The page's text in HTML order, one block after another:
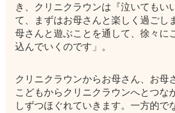
き、クリニクラウンは『泣いてもい
て、まずはお母さんと楽しく過ごし
母さんと遊ぶことを通して、徐々に
込んでいくのです」。
クリニクラウンからお母さん、お母
こどもからクリニクラウンへとつな
しずつほぐれていきます。一方的で